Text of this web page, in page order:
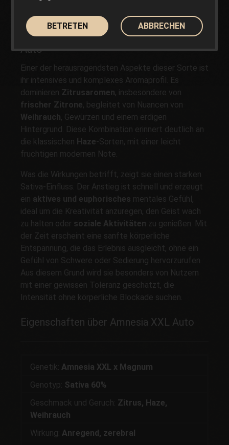
Aromen und Wirkungen von Amnesia XXL
Auto
Einer der herausragendsten Aspekte dieser Sorte ist
ihr intensives und komplexes Aromaprofil. Es
dominieren Zitrusaromen, insbesondere von
frischer Zitrone, begleitet von Nuancen von
Weihrauch, Gewürzen und einem erdigen
Hintergrund. Diese Kombination erinnert deutlich an
die klassischen Haze-Sorten, mit einer leicht
fruchtigen modernen Note.
Was die Wirkungen betrifft, zeigt sie einen starken
Sativa-Einfluss. Der Anstieg ist schnell und erzeugt
ein aktives und euphorisches mentales Gefühl,
ideal um die Kreativität anzuregen, den Geist wach
zu halten oder soziale Aktivitäten zu genießen. Mit
der Zeit erscheint eine sanfte körperliche
Entspannung, die das Erlebnis ausgleicht, ohne ein
Gefühl von Schwere oder Sedierung hervorzurufen.
Aus diesem Grund wird sie besonders von Nutzern
mit einer gewissen Toleranz geschätzt, die
Intensität ohne körperliche Blockade suchen.
Eigenschaften über Amnesia XXL Auto
Genetik: Amnesia XXL x Magnum
Genotyp: Sativa 60%
Geschmack und Geruch: Zitrus, Haze,
Weihrauch
Wirkung: Anregend, zerebral
BETRETEN ABBRECHEN